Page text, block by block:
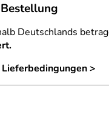
Deutschlands
>